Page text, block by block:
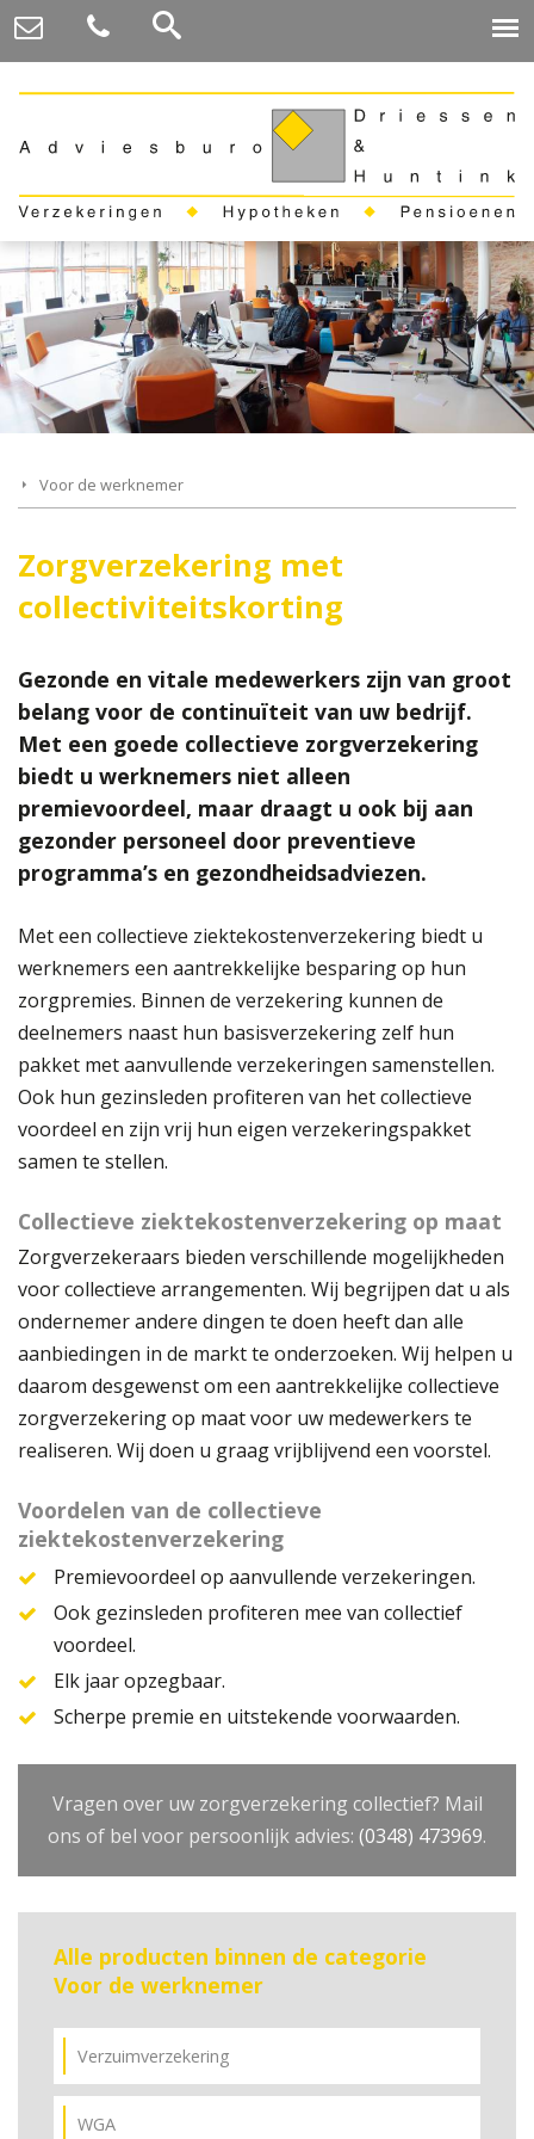
Voor de werknemer
Zorgverzekering met
collectiviteitskorting
Gezonde en vitale medewerkers zijn van groot
belang voor de continuïteit van uw bedrijf.
Met een goede collectieve zorgverzekering
biedt u werknemers niet alleen
premievoordeel, maar draagt u ook bij aan
gezonder personeel door preventieve
programma’s en gezondheidsadviezen.
Met een collectieve ziektekostenverzekering biedt u
werknemers een aantrekkelijke besparing op hun
zorgpremies. Binnen de verzekering kunnen de
deelnemers naast hun basisverzekering zelf hun
pakket met aanvullende verzekeringen samenstellen.
Ook hun gezinsleden profiteren van het collectieve
voordeel en zijn vrij hun eigen verzekeringspakket
samen te stellen.
Collectieve ziektekostenverzekering op maat
Zorgverzekeraars bieden verschillende mogelijkheden
voor collectieve arrangementen. Wij begrijpen dat u als
ondernemer andere dingen te doen heeft dan alle
aanbiedingen in de markt te onderzoeken. Wij helpen u
daarom desgewenst om een aantrekkelijke collectieve
zorgverzekering op maat voor uw medewerkers te
realiseren. Wij doen u graag vrijblijvend een voorstel.
Voordelen van de collectieve
ziektekostenverzekering
Premievoordeel op aanvullende verzekeringen.
Ook gezinsleden profiteren mee van collectief
voordeel.
Elk jaar opzegbaar.
Scherpe premie en uitstekende voorwaarden.
Vragen over uw zorgverzekering collectief? Mail
ons of bel voor persoonlijk advies: (0348) 473969.
Alle producten binnen de categorie
Voor de werknemer
Verzuimverzekering
WGA